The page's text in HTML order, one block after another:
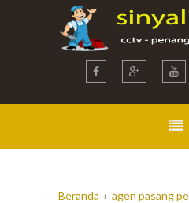
Beranda › agen pasang